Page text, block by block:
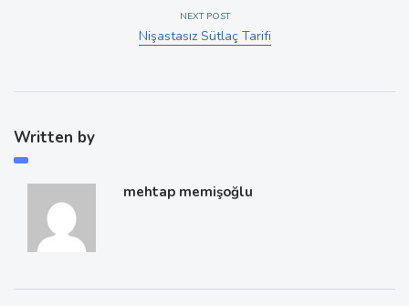
NEXT POST
Nişastasız Sütlaç Tarifi
Written by
mehtap memişoğlu